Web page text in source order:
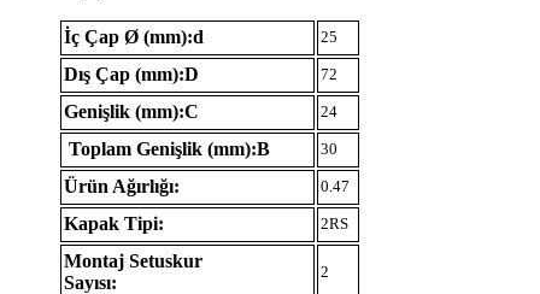
İç Çap Ø (mm):d 25
Dış Çap (mm):D 72
Genişlik (mm):C 24
Toplam Genişlik (mm):B 30
Ürün Ağırlığı: 0.47
Kapak Tipi: 2RS
Montaj Setuskur
Sayısı:
2